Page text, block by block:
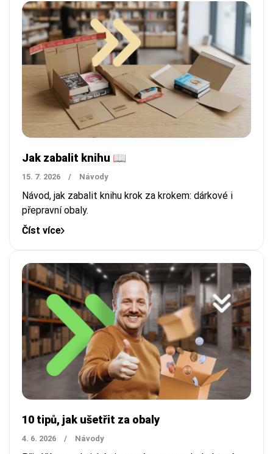
Jak zabalit knihu 📖
15. 7. 2026 / Návody
Návod, jak zabalit knihu krok za krokem: dárkové i
přepravní obaly.
Číst více
10 tipů, jak ušetřit za obaly
4. 6. 2026 / Návody